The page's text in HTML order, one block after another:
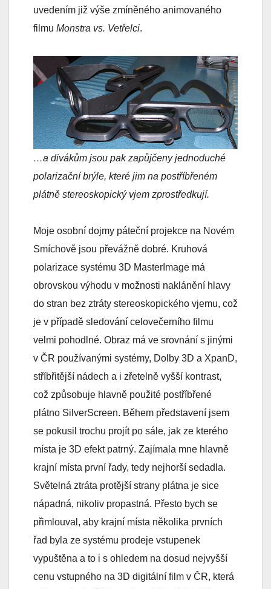
uvedením již výše zmíněného animovaného
filmu Monstra vs. Vetřelci.
…a divákům jsou pak zapůjčeny jednoduché
polarizační brýle, které jim na postříbřeném
plátně stereoskopický vjem zprostředkují.
Moje osobní dojmy páteční projekce na Novém
Smíchově jsou převážně dobré. Kruhová
polarizace systému 3D MasterImage má
obrovskou výhodu v možnosti naklánění hlavy
do stran bez ztráty stereoskopického vjemu, což
je v případě sledování celovečerního filmu
velmi pohodlné. Obraz má ve srovnání s jinými
v ČR používanými systémy, Dolby 3D a XpanD,
stříbřitější nádech a i zřetelně vyšší kontrast,
což způsobuje hlavně použité postříbřené
plátno SilverScreen. Během představení jsem
se pokusil trochu projít po sále, jak ze kterého
místa je 3D efekt patrný. Zajímala mne hlavně
krajní místa první řady, tedy nejhorší sedadla.
Světelná ztráta protější strany plátna je sice
nápadná, nikoliv propastná. Přesto bych se
přimlouval, aby krajní místa několika prvních
řad byla ze systému prodeje vstupenek
vypuštěna a to i s ohledem na dosud nejvyšší
cenu vstupného na 3D digitální film v ČR, která